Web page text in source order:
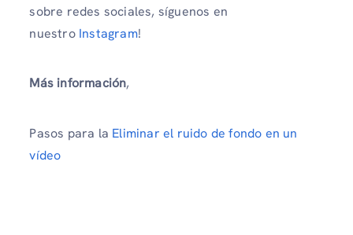
sobre redes sociales, síguenos en
nuestro Instagram!
Más información,
Pasos para la Eliminar el ruido de fondo en un
vídeo